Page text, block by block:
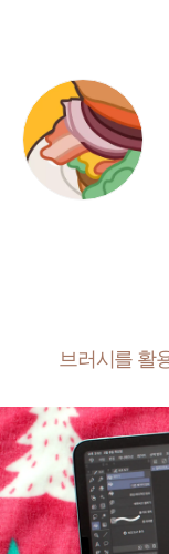
브러시를 활